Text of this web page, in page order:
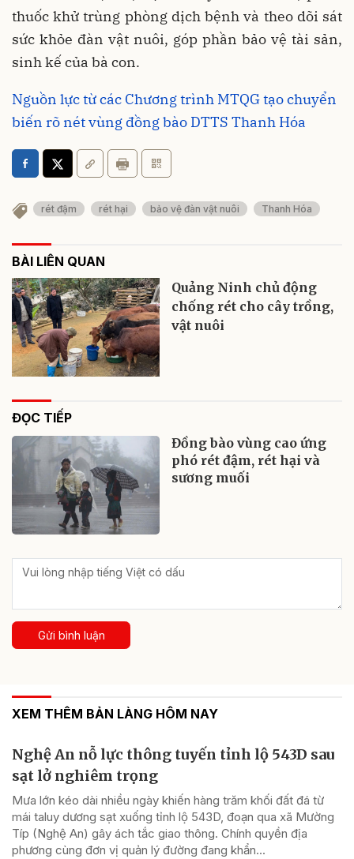
thuốc khử trùng phòng dịch bệnh và theo dõi sát
sức khỏe đàn vật nuôi, góp phần bảo vệ tài sản,
sinh kế của bà con.
Nguồn lực từ các Chương trình MTQG tạo chuyển
biến rõ nét vùng đồng bào DTTS Thanh Hóa
rét đậm rét hại bảo vệ đàn vật nuôi Thanh Hóa
BÀI LIÊN QUAN
Quảng Ninh chủ động
chống rét cho cây trồng,
vật nuôi
ĐỌC TIẾP
Đồng bào vùng cao ứng
phó rét đậm, rét hại và
sương muối
Gửi bình luận
XEM THÊM BẢN LÀNG HÔM NAY
Nghệ An nỗ lực thông tuyến tỉnh lộ 543D sau
sạt lở nghiêm trọng
Mưa lớn kéo dài nhiều ngày khiến hàng trăm khối đất đá từ
mái taluy dương sạt xuống tỉnh lộ 543D, đoạn qua xã Mường
Típ (Nghệ An) gây ách tắc giao thông. Chính quyền địa
phương cùng đơn vị quản lý đường đang khẩn...